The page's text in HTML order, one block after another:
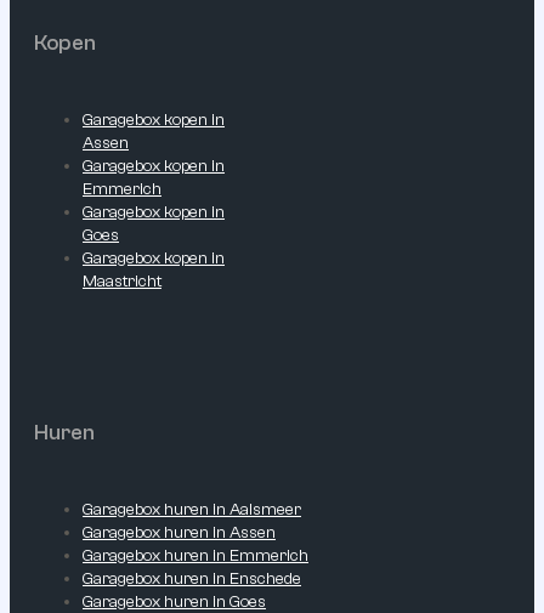
Kopen
Garagebox kopen in
Assen
Garagebox kopen in
Emmerich
Garagebox kopen in
Goes
Garagebox kopen in
Maastricht
Huren
Garagebox huren in Aalsmeer
Garagebox huren in Assen
Garagebox huren in Emmerich
Garagebox huren in Enschede
Garagebox huren in Goes